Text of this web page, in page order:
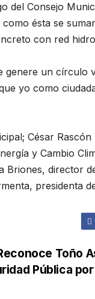
del Consejo
ésta se
con red
genere un círculo
yo como
César
y Cambio
director
presidenta
Toño
Pública